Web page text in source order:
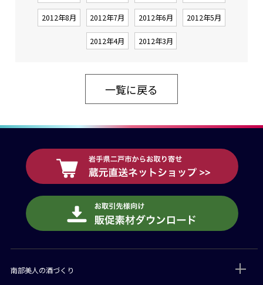
2012年8月 2012年7月 2012年6月 2012年5月
2012年4月 2012年3月
一覧に戻る
南部美人の酒づくり